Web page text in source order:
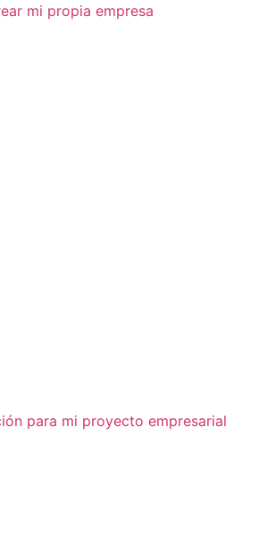
mi propia empresa
para mi proyecto empresarial